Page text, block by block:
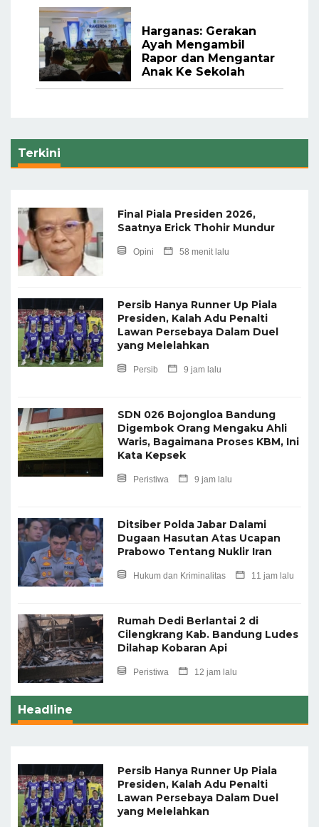
Harganas: Gerakan
Ayah Mengambil
Rapor dan Mengantar
Anak Ke Sekolah
Terkini
Final Piala Presiden 2026,
Saatnya Erick Thohir Mundur
Opini 58 menit lalu
Persib Hanya Runner Up Piala
Presiden, Kalah Adu Penalti
Lawan Persebaya Dalam Duel
yang Melelahkan
Persib 9 jam lalu
SDN 026 Bojongloa Bandung
Digembok Orang Mengaku Ahli
Waris, Bagaimana Proses KBM, Ini
Kata Kepsek
Peristiwa 9 jam lalu
Ditsiber Polda Jabar Dalami
Dugaan Hasutan Atas Ucapan
Prabowo Tentang Nuklir Iran
Hukum dan Kriminalitas 11 jam lalu
Rumah Dedi Berlantai 2 di
Cilengkrang Kab. Bandung Ludes
Dilahap Kobaran Api
Peristiwa 12 jam lalu
Headline
Persib Hanya Runner Up Piala
Presiden, Kalah Adu Penalti
Lawan Persebaya Dalam Duel
yang Melelahkan